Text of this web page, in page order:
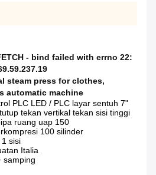
- bind failed with errno 22:
steam press for clothes,
automatic machine
PLC LED / PLC layar sentuh 7"
tekan vertikal tekan sisi tinggi
ruang uap 150
100 silinder
1 sisi
Italia
samping